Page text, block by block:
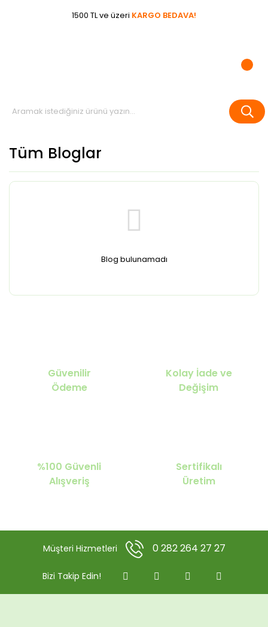
1500 TL ve üzeri KARGO BEDAVA!
Tüm Bloglar
Blog bulunamadı
Güvenilir
Ödeme
Kolay İade ve
Değişim
%100 Güvenli
Alışveriş
Sertifikalı
Üretim
Müşteri Hizmetleri 0 282 264 27 27
Bizi Takip Edin!